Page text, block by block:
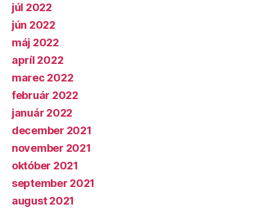
júl 2022
jún 2022
máj 2022
apríl 2022
marec 2022
február 2022
január 2022
december 2021
november 2021
október 2021
september 2021
august 2021